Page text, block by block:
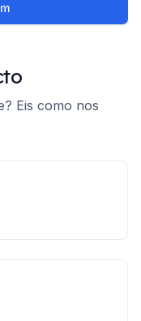
Eis como nos